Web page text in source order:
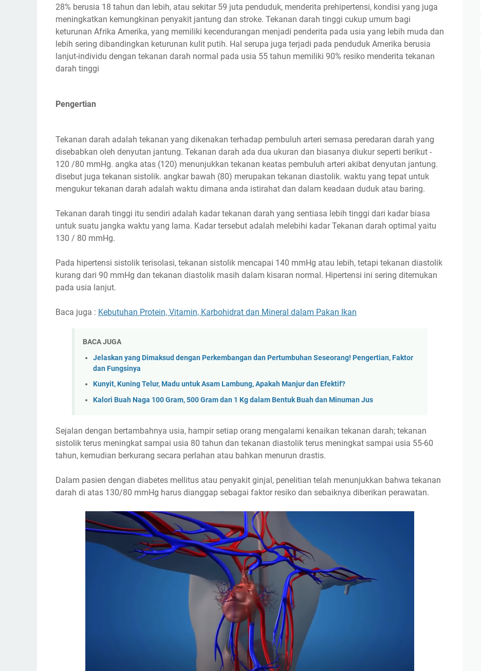
28% berusia 18 tahun dan lebih, atau sekitar 59 juta penduduk, menderita prehipertensi, kondisi yang juga
meningkatkan kemungkinan penyakit jantung dan stroke. Tekanan darah tinggi cukup umum bagi
keturunan Afrika Amerika, yang memiliki kecendurangan menjadi penderita pada usia yang lebih muda dan
lebih sering dibandingkan keturunan kulit putih. Hal serupa juga terjadi pada penduduk Amerika berusia
lanjut-individu dengan tekanan darah normal pada usia 55 tahun memiliki 90% resiko menderita tekanan
darah tinggi
Pengertian
Tekanan darah adalah tekanan yang dikenakan terhadap pembuluh arteri semasa peredaran darah yang
disebabkan oleh denyutan jantung. Tekanan darah ada dua ukuran dan biasanya diukur seperti berikut -
120 /80 mmHg. angka atas (120) menunjukkan tekanan keatas pembuluh arteri akibat denyutan jantung.
disebut juga tekanan sistolik. angkar bawah (80) merupakan tekanan diastolik. waktu yang tepat untuk
mengukur tekanan darah adalah waktu dimana anda istirahat dan dalam keadaan duduk atau baring.
Tekanan darah tinggi itu sendiri adalah kadar tekanan darah yang sentiasa lebih tinggi dari kadar biasa
untuk suatu jangka waktu yang lama. Kadar tersebut adalah melebihi kadar Tekanan darah optimal yaitu
130 / 80 mmHg.
Pada hipertensi sistolik terisolasi, tekanan sistolik mencapai 140 mmHg atau lebih, tetapi tekanan diastolik
kurang dari 90 mmHg dan tekanan diastolik masih dalam kisaran normal. Hipertensi ini sering ditemukan
pada usia lanjut.
Baca juga : Kebutuhan Protein, Vitamin, Karbohidrat dan Mineral dalam Pakan Ikan
BACA JUGA
Jelaskan yang Dimaksud dengan Perkembangan dan Pertumbuhan Seseorang! Pengertian, Faktor
dan Fungsinya
Kunyit, Kuning Telur, Madu untuk Asam Lambung, Apakah Manjur dan Efektif?
Kalori Buah Naga 100 Gram, 500 Gram dan 1 Kg dalam Bentuk Buah dan Minuman Jus
Sejalan dengan bertambahnya usia, hampir setiap orang mengalami kenaikan tekanan darah; tekanan
sistolik terus meningkat sampai usia 80 tahun dan tekanan diastolik terus meningkat sampai usia 55-60
tahun, kemudian berkurang secara perlahan atau bahkan menurun drastis.
Dalam pasien dengan diabetes mellitus atau penyakit ginjal, penelitian telah menunjukkan bahwa tekanan
darah di atas 130/80 mmHg harus dianggap sebagai faktor resiko dan sebaiknya diberikan perawatan.